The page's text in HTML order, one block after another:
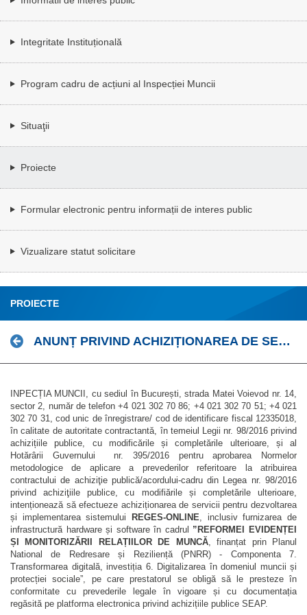
Integritate Instituțională
Program cadru de acțiuni al Inspecției Muncii
Situaţii
Proiecte
Formular electronic pentru informații de interes public
Vizualizare statut solicitare
PROIECTE
ANUNȚ PRIVIND ACHIZIȚIONAREA DE SERVICII PENTRU DEZVOLTAREA ȘI IMPLEMENTAREA SISTEMULUI REGES-ONLINE.
INPECȚIA MUNCII, cu sediul în București, strada Matei Voievod nr. 14,
sector 2, număr de telefon +4 021 302 70 86; +4 021 302 70 51; +4 021
302 70 31, cod unic de înregistrare/ cod de identificare fiscal 12335018,
în calitate de autoritate contractantă, în temeiul Legii nr. 98/2016 privind
achizițiile publice, cu modificările și completările ulterioare, și al
Hotărârii Guvernului nr. 395/2016 pentru aprobarea Normelor
metodologice de aplicare a prevederilor referitoare la atribuirea
contractului de achiziţie publică/acordului-cadru din Legea nr. 98/2016
privind achiziţiile publice, cu modifiările și completările ulterioare,
intenționează să efectueze achiziționarea de servicii pentru dezvoltarea
și implementarea sistemului
REGES-ONLINE, inclusiv furnizarea de
infrastructură hardware și software în cadrul ”REFORMEI EVIDENȚEI
ȘI MONITORIZĂRII RELAȚIILOR DE MUNCĂ, finanțat prin Planul
National de Redresare și Reziliență (PNRR) - Componenta 7.
Transformarea digitală, investiția 6. Digitalizarea în domeniul muncii și
protecției sociale”, pe care prestatorul se obligă să le presteze în
conformitate cu prevederile legale în vigoare și cu documentația
regăsită pe platforma electronica privind achizițiile publice SEAP.